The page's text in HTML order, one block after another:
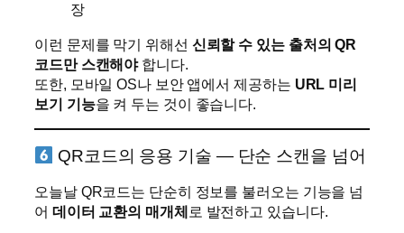
장
이런 문제를 막기 위해선 신뢰할 수 있는 출처의 QR
코드만 스캔해야합니다.
또한, 모바일 OS나 보안 앱에서 제공하는 URL 미리
보기 기능을 켜 두는 것이 좋습니다.
QR코드의 응용 기술 — 단순 스캔을 넘어
오늘날 QR코드는 단순히 정보를 불러오는 기능을 넘
어 데이터 교환의 매개체 로 발전하고 있습니다.